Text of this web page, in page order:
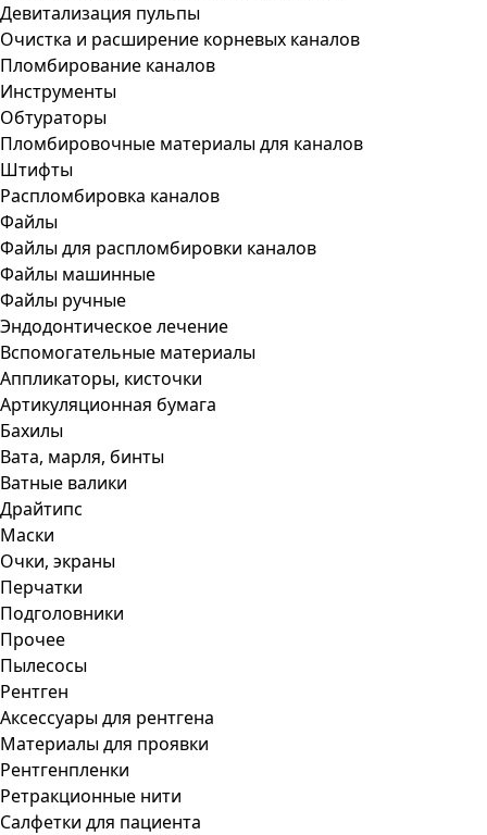
Девитализация пульпы
Очистка и расширение корневых каналов
Пломбирование каналов
Инструменты
Обтураторы
Пломбировочные материалы для каналов
Штифты
Распломбировка каналов
Файлы
Файлы для распломбировки каналов
Файлы машинные
Файлы ручные
Эндодонтическое лечение
Вспомогательные материалы
Аппликаторы, кисточки
Артикуляционная бумага
Бахилы
Вата, марля, бинты
Ватные валики
Драйтипс
Маски
Очки, экраны
Перчатки
Подголовники
Прочее
Пылесосы
Рентген
Аксессуары для рентгена
Материалы для проявки
Рентгенпленки
Ретракционные нити
Салфетки для пациента